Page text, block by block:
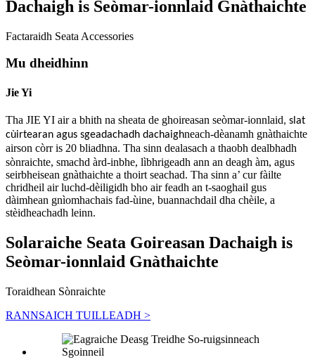
Dachaigh is Seòmar-ionnlaid Gnàthaichte
Factaraidh Seata Accessories
Mu dheidhinn
Jie Yi
Tha JIE YI air a bhith na sheata de ghoireasan seòmar-ionnlaid, slat
cùirtearan agus sgeadachadh dachaighneach-dèanamh gnàthaichte
airson còrr is 20 bliadhna. Tha sinn dealasach a thaobh dealbhadh
sònraichte, smachd àrd-inbhe, lìbhrigeadh ann an deagh àm, agus
seirbheisean gnàthaichte a thoirt seachad. Tha sinn a’ cur fàilte
chridheil air luchd-dèiligidh bho air feadh an t-saoghail gus
dàimhean gnìomhachais fad-ùine, buannachdail dha chèile, a
stèidheachadh leinn.
Solaraiche Seata Goireasan Dachaigh is
Seòmar-ionnlaid Gnàthaichte
Toraidhean Sònraichte
RANNSAICH TUILLEADH >